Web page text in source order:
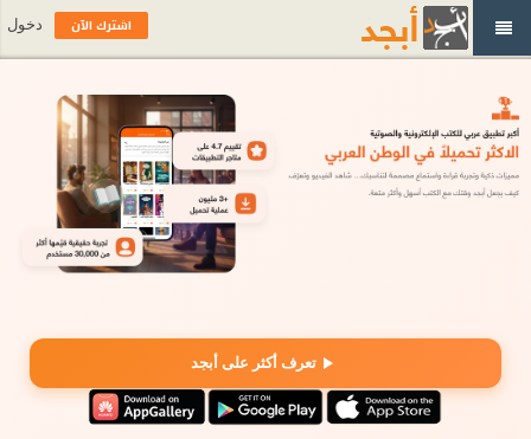
تعرف أكثر على أبجد
اشترك الآن دخول